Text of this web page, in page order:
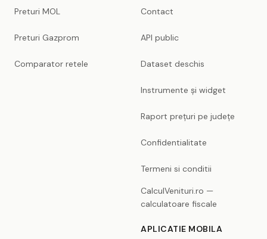
Preturi MOL
Preturi Gazprom
Comparator retele
Contact
API public
Dataset deschis
Instrumente și widget
Raport prețuri pe județe
Confidentialitate
Termeni si conditii
CalculVenituri.ro —
calculatoare fiscale
APLICATIE MOBILA